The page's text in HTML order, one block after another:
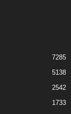
7285
5138
2542
1733